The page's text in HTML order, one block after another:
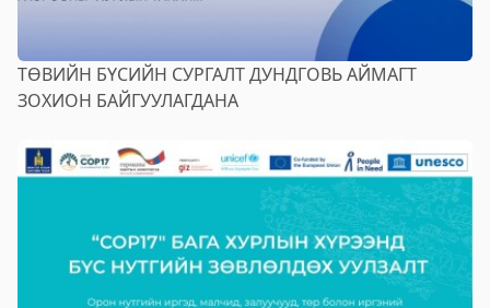
ТӨВИЙН БҮСИЙН СУРГАЛТ ДУНДГОВЬ АЙМАГТ
ЗОХИОН БАЙГУУЛАГДАНА